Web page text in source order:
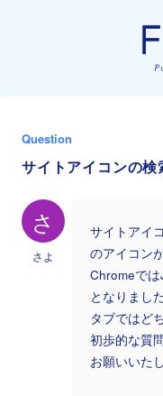
Question
サイトアイコンの
さ
さよ
サイトアイ
のアイコン
Chromeで
となりました
タブではど
初歩的な質
お願いいた